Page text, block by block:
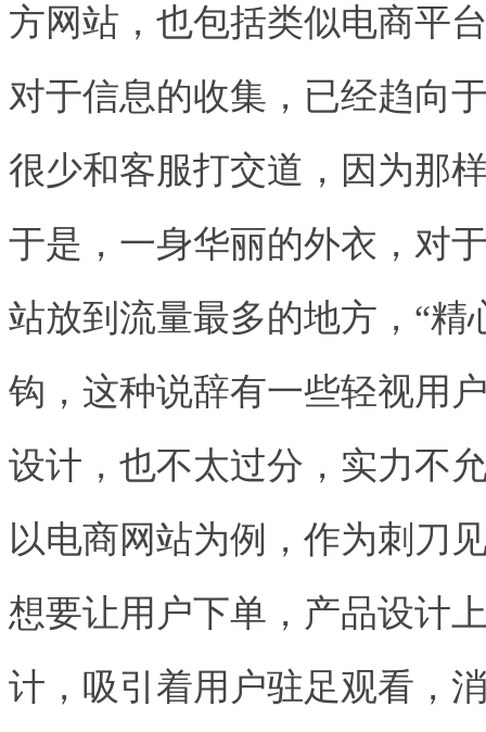
方网站，也包括类似电商平
对于信息的收集，已经趋向
很少和客服打交道，因为那
于是，一身华丽的外衣，对
站放到流量最多的地方，“精
钩，这种说辞有一些轻视用
设计，也不太过分，实力不
以电商网站为例，作为刺刀
想要让用户下单，产品设计
计，吸引着用户驻足观看，